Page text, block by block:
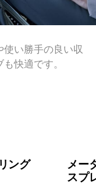
い勝手の良い収
快適です。
ング
メー
スプ